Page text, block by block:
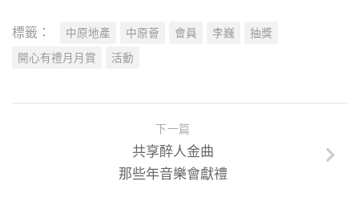
標籤： 中原地產 中原薈 會員 李巍
抽獎
開心有禮月月賞
活動
下一篇
共享醉人金曲
那些年音樂會獻禮